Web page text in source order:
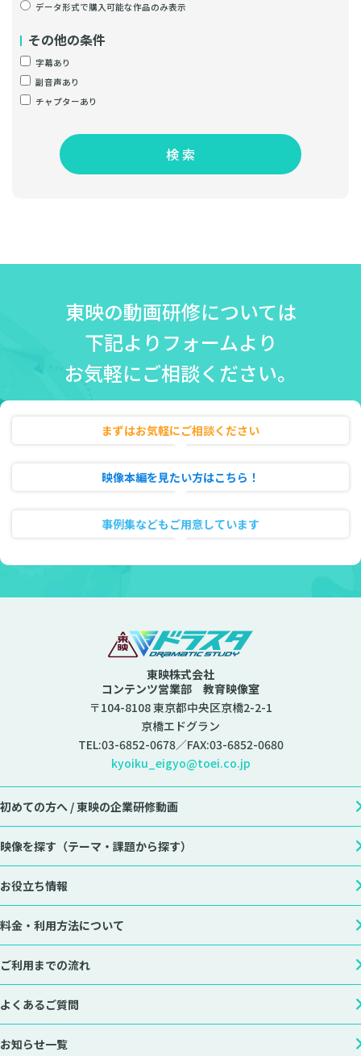
データ形式で購入可能な作品のみ表示
その他の条件
字幕あり
副音声あり
チャプターあり
検 索
東映の動画研修については
下記よりフォームより
お気軽にご相談ください。
まずはお気軽にご相談ください
映像本編を見たい方はこちら！
事例集などもご用意しています
東映株式会社
コンテンツ営業部 教育映像室
〒104-8108 東京都中央区京橋2-2-1
京橋エドグラン
TEL:03-6852-0678／FAX:03-6852-0680
kyoiku_eigyo@toei.co.jp
初めての方へ /東映の企業研修動画
映像を探す （テーマ・課題から探す）
お役立ち情報
料金・利用方法について
ご利用までの流れ
よくあるご質問
お知らせ一覧